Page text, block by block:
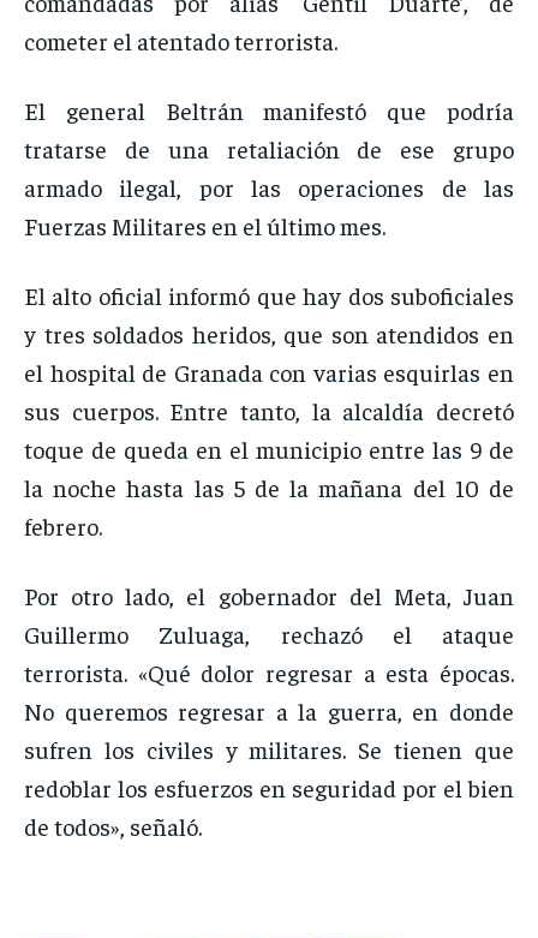
cometer el atentado terrorista.
El general Beltrán manifestó que podría
tratarse de una retaliación de ese grupo
armado ilegal, por las operaciones de las
Fuerzas Militares en el último mes.
El alto oficial informó que hay dos suboficiales
y tres soldados heridos, que son atendidos en
el hospital de Granada con varias esquirlas en
sus cuerpos. Entre tanto, la alcaldía decretó
toque de queda en el municipio entre las 9 de
la noche hasta las 5 de la mañana del 10 de
febrero.
Por otro lado, el gobernador del Meta, Juan
Guillermo Zuluaga, rechazó el ataque
terrorista. «Qué dolor regresar a esta épocas.
No queremos regresar a la guerra, en donde
sufren los civiles y militares. Se tienen que
redoblar los esfuerzos en seguridad por el bien
de todos», señaló.